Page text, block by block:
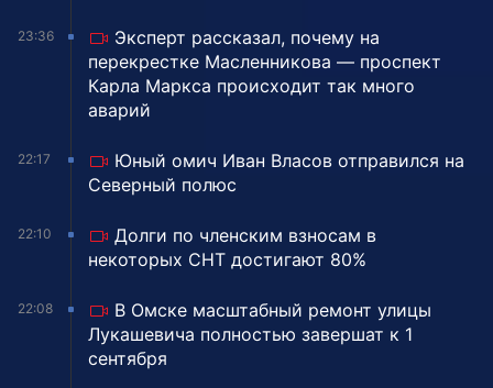
23:36
Эксперт рассказал, почему на
перекрестке Масленникова — проспект
Карла Маркса происходит так много
аварий
22:17
Юный омич Иван Власов отправился на
Северный полюс
22:10
Долги по членским взносам в
некоторых СНТ достигают 80%
22:08
В Омске масштабный ремонт улицы
Лукашевича полностью завершат к 1
сентября